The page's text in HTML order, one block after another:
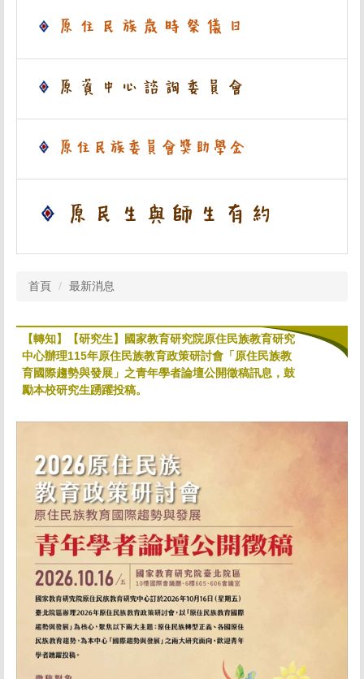
首頁 最新消息
【轉知】【研究生】國家教育研究院原住民族教育研究
中心辦理115年原住民族教育政策研討會「原住民族教
育國際趨勢與發展」之青年學者論壇公開徵稿訊息，鼓
勵本校研究生踴躍投稿。